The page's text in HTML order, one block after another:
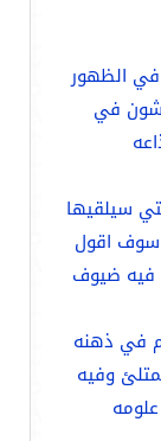
في الظهور
في
سيلقيها
اقول
فيه ضيوف
في ذهنه
وفيه